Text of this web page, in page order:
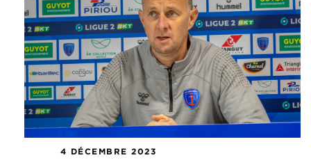
4 DÉCEMBRE 2023